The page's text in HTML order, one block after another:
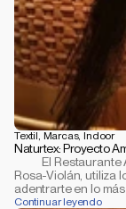
Textil, Marcas, Indoor
Naturtex: Proyecto
           El Restaurante Amazónico de Londres, diseñado por Lázaro
Rosa-Violán, utiliza
adentrarte en lo
Continuar leyendo